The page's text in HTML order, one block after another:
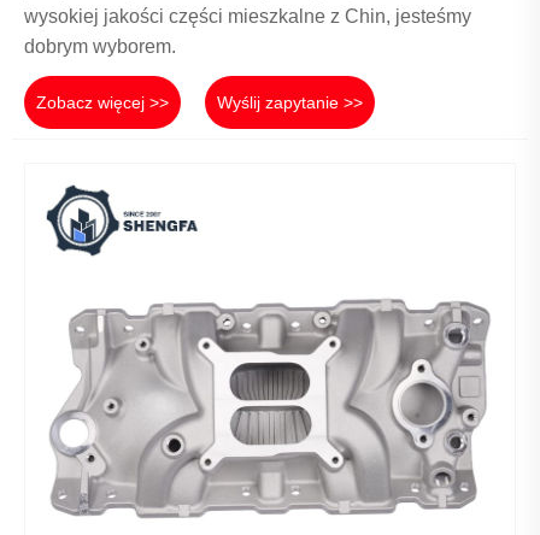
wysokiej jakości części mieszkalne z Chin, jesteśmy
dobrym wyborem.
Zobacz więcej >> Wyślij zapytanie >>